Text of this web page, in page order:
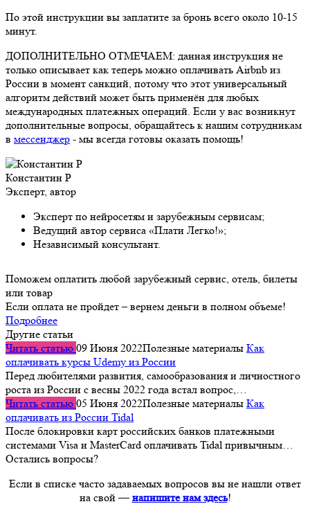
По этой инструкции вы заплатите за бронь всего около 10-15
минут.
ДОПОЛНИТЕЛЬНО ОТМЕЧАЕМ: данная инструкция не
только описывает как теперь можно оплачивать Airbnb из
России в момент санкций, потому что этот универсальный
алгоритм действий может быть применён для любых
международных платежных операций. Если у вас возникнут
дополнительные вопросы, обращайтесь к нашим сотрудникам
в мессенджер - мы всегда готовы оказать помощь!
Константин Р
Эксперт, автор
Эксперт по нейросетям и зарубежным сервисам;
Ведущий автор сервиса «Плати Легко!»;
Независимый консультант.
Поможем оплатить любой зарубежный сервис, отель, билеты
или товар
Если оплата не пройдет – вернем деньги в полном объеме!
Подробнее
Другие статьи
Читать статью 09 Июня 2022Полезные материалы Как
оплачивать курсы Udemy из России
Перед любителями развития, самообразования и личностного
роста из России с весны 2022 года встал вопрос,…
Читать статью 05 Июня 2022Полезные материалы Как
оплачивать из России Tidal
После блокировки карт российских банков платежными
системами Visa и MasterCard оплачивать Tidal привычным…
Остались вопросы?
Если в списке часто задаваемых вопросов вы не нашли ответ
на свой —напишите нам здесь!